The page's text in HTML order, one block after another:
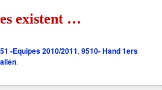
existent …
-Equipes 2010/2011, 9510- Hand 1ers
.